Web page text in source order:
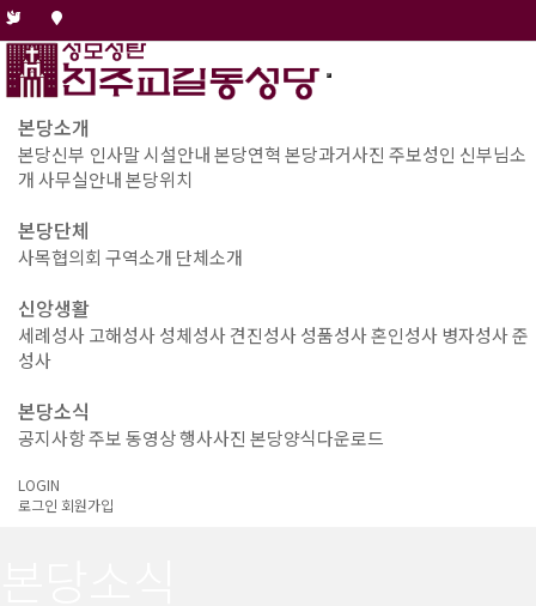
본당소개
본당신부 인사말시설안내본당연혁본당과거사진 주보성인 신부님소
개사무실안내본당위치
본당단체
사목협의회 구역소개 단체소개
신앙생활
세례성사고해성사성체성사견진성사성품성사혼인성사병자성사준
성사
본당소식
공지사항주보동영상행사사진 본당양식다운로드
LOGIN
로그인 회원가입